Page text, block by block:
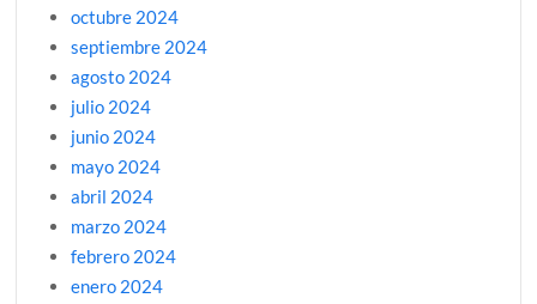
octubre 2024
septiembre 2024
agosto 2024
julio 2024
junio 2024
mayo 2024
abril 2024
marzo 2024
febrero 2024
enero 2024